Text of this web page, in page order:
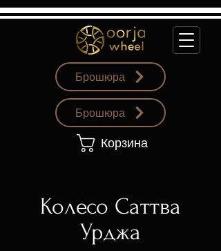
Брошюра
Брошюра
Корзина
Колесо Саттва
Урджа